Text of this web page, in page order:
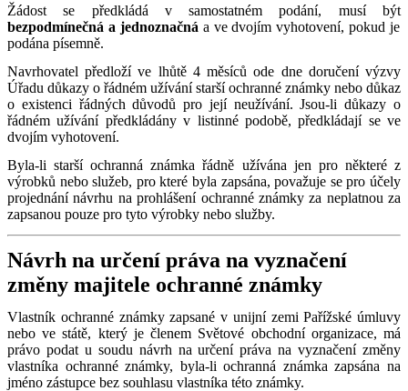
Žádost se předkládá v samostatném podání, musí být
bezpodmínečná a jednoznačná a ve dvojím vyhotovení, pokud je
podána písemně.
Navrhovatel předloží ve lhůtě 4 měsíců ode dne doručení výzvy
Úřadu důkazy o řádném užívání starší ochranné známky nebo důkaz
o existenci řádných důvodů pro její neužívání. Jsou-li důkazy o
řádném užívání předkládány v listinné podobě, předkládají se ve
dvojím vyhotovení.
Byla-li starší ochranná známka řádně užívána jen pro některé z
výrobků nebo služeb, pro které byla zapsána, považuje se pro účely
projednání návrhu na prohlášení ochranné známky za neplatnou za
zapsanou pouze pro tyto výrobky nebo služby.
Návrh na určení práva na vyznačení
změny majitele ochranné známky
Vlastník ochranné známky zapsané v unijní zemi Pařížské úmluvy
nebo ve státě, který je členem Světové obchodní organizace, má
právo podat u soudu návrh na určení práva na vyznačení změny
vlastníka ochranné známky, byla-li ochranná známka zapsána na
jméno zástupce bez souhlasu vlastníka této známky.